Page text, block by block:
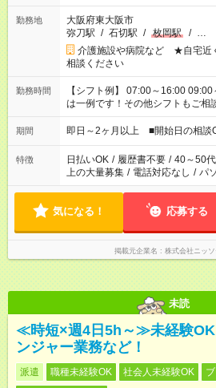
勤務地
大阪府東大阪市
弥刀駅 / 石切駅 / 枚岡駅 / …
介護施設や病院など ★自宅近
相談ください
勤務時間
【シフト例】 07:00～16:00 09:00～
は一例です！その他シフトもご相
期間 即日～2ヶ月以上 ■開始日の相談
特徴 日払いOK / 履歴書不要 / 40～50
上の大量募集 / 電話対応なし / パ
気になる！ 応募する
掲載元企業名 株式会社ニッソ
未読
≪時短×週4日5h～≫未経験OK
ンジャー業務など！
派遣 職種未経験OK 社会人未経験OK